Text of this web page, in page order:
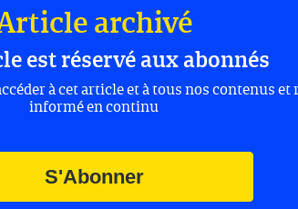
archivé
est réservé aux abonnés
à cet article et à tous nos contenus et
informé en continu
S'Abonner